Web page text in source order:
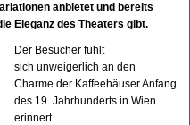
anbietet und bereits
Eleganz des Theaters gibt.
Der Besucher fühlt
sich unweigerlich an den
Charme der Kaffeehäuser Anfang
des 19. Jahrhunderts in Wien
erinnert.